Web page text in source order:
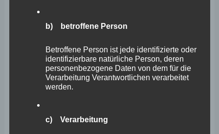
for talents“ tobt bereits, hieran wird auch ein EU-
Talentpool nichts ändern. Machen wir uns bewusst: Wir
aus dem Ausland. Deswegen brauchen wir zügige
Verfahren in den deutschen Auslandsvertretungen sowie
schlanke Verfahrensregelungen in den kommunalen
Erfolgreiche Ansiedlung von Unternehmen erfordert
b) betroffene Person
Betroffene Person ist jede identifizierte oder
identifizierbare natürliche Person, deren
personenbezogene Daten von dem für die
Verarbeitung Verantwortlichen verarbeitet
werden.
c) Verarbeitung